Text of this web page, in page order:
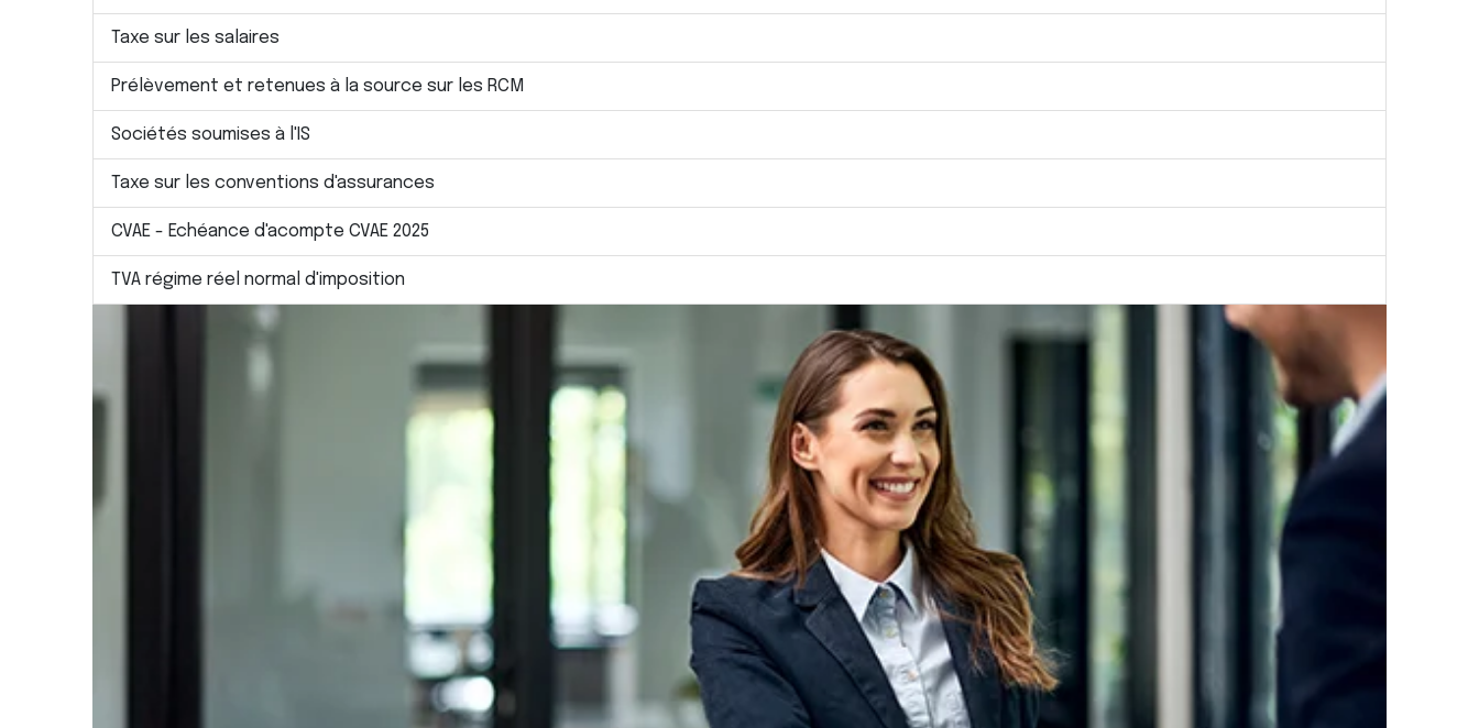
Taxe sur les salaires
Prélèvement et retenues à la source sur les RCM
Sociétés soumises à l'IS
Taxe sur les conventions d'assurances
CVAE - Echéance d'acompte CVAE 2025
TVA régime réel normal d'imposition